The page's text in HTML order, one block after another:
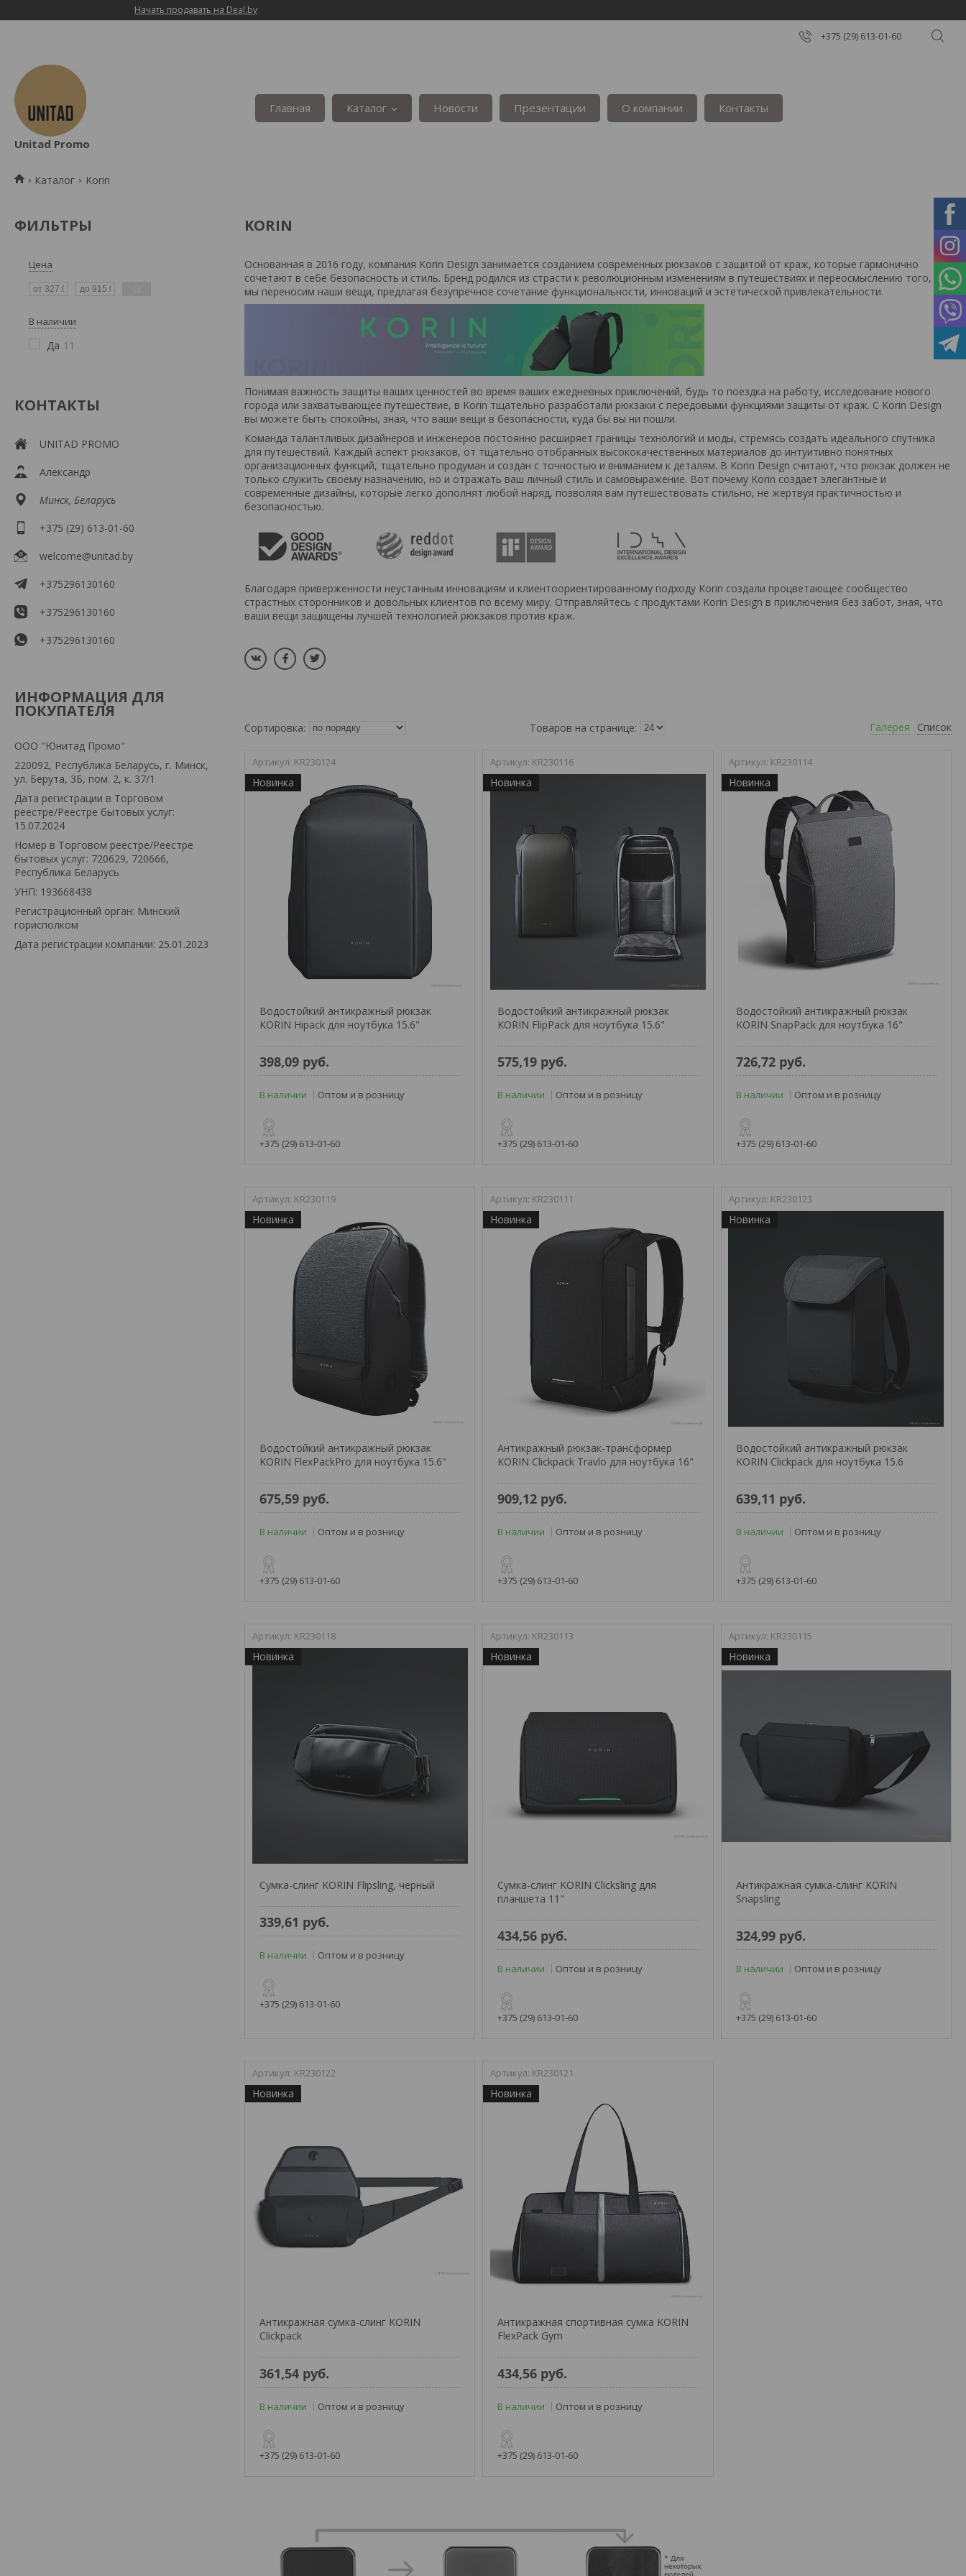
Начать продавать на Deal.by
+375 (29) 613-01-60
Unitad Promo
Главная Каталог Новости Презентации О компании Контакты
Каталог Korin
ФИЛЬТРЫ
Цена
В наличии
Да 11
КОНТАКТЫ
UNITAD PROMO
Александр
Минск, Беларусь
+375 (29) 613-01-60
welcome@unitad.by
+375296130160
+375296130160
+375296130160
ИНФОРМАЦИЯ ДЛЯ
ПОКУПАТЕЛЯ
OOO "Юнитад Промо"
220092, Республика Беларусь, г. Минск,
ул. Берута, 3Б, пом. 2, к. 37/1
Дата регистрации в Торговом
реестре/Реестре бытовых услуг:
15.07.2024
Номер в Торговом реестре/Реестре
бытовых услуг: 720629, 720666,
Республика Беларусь
УНП: 193668438
Регистрационный орган: Минский
горисполком
Дата регистрации компании: 25.01.2023
KORIN
Основанная в 2016 году, компания Korin Design занимается созданием современных рюкзаков с защитой от краж, которые гармонично
сочетают в себе безопасность и стиль. Бренд родился из страсти к революционным изменениям в путешествиях и переосмыслению того, как
мы переносим наши вещи, предлагая безупречное сочетание функциональности, инноваций и эстетической привлекательности.
Понимая важность защиты ваших ценностей во время ваших ежедневных приключений, будь то поездка на работу, исследование нового
города или захватывающее путешествие, в Korin тщательно разработали рюкзаки с передовыми функциями защиты от краж. С Korin Design
вы можете быть спокойны, зная, что ваши вещи в безопасности, куда бы вы ни пошли.
Команда талантливых дизайнеров и инженеров постоянно расширяет границы технологий и моды, стремясь создать идеального спутника
для путешествий. Каждый аспект рюкзаков, от тщательно отобранных высококачественных материалов до интуитивно понятных
организационных функций, тщательно продуман и создан с точностью и вниманием к деталям. В Korin Design считают, что рюкзак должен не
только служить своему назначению, но и отражать ваш личный стиль и самовыражение. Вот почему Korin создает элегантные и
современные дизайны, которые легко дополнят любой наряд, позволяя вам путешествовать стильно, не жертвуя практичностью и
безопасностью.
Благодаря приверженности неустанным инновациям и клиентоориентированному подходу Korin создали процветающее сообщество
страстных сторонников и довольных клиентов по всему миру. Отправляйтесь с продуктами Korin Design в приключения без забот, зная, что
ваши вещи защищены лучшей технологией рюкзаков против краж.
Галерея Список
KR230124
Новинка
Водостойкий антикражный рюкзак
KORIN Hipack для ноутбука 15.6"
398,09 руб.
В наличии Оптом и в розницу
+375 (29) 613-01-60
KR230116
Новинка
Водостойкий антикражный рюкзак
KORIN FlipPack для ноутбука 15.6"
575,19 руб.
В наличии Оптом и в розницу
+375 (29) 613-01-60
KR230114
Новинка
Водостойкий антикражный рюкзак
KORIN SnapPack для ноутбука 16"
726,72 руб.
В наличии Оптом и в розницу
+375 (29) 613-01-60
KR230119
Новинка
Водостойкий антикражный рюкзак
KORIN FlexPackPro для ноутбука 15.6"
675,59 руб.
В наличии Оптом и в розницу
+375 (29) 613-01-60
KR230111
Новинка
Антикражный рюкзак-трансформер
KORIN Clickpack Travlo для ноутбука 16"
909,12 руб.
В наличии Оптом и в розницу
+375 (29) 613-01-60
KR230123
Новинка
Водостойкий антикражный рюкзак
KORIN Clickpack для ноутбука 15.6
639,11 руб.
В наличии Оптом и в розницу
+375 (29) 613-01-60
KR230118
Новинка
Сумка-слинг KORIN Flipsling, черный
339,61 руб.
В наличии Оптом и в розницу
+375 (29) 613-01-60
KR230113
Новинка
Сумка-слинг KORIN Clicksling для
планшета 11"
434,56 руб.
В наличии Оптом и в розницу
+375 (29) 613-01-60
KR230115
Новинка
Антикражная сумка-слинг KORIN
Snapsling
324,99 руб.
В наличии Оптом и в розницу
+375 (29) 613-01-60
KR230122
Новинка
Антикражная сумка-слинг KORIN
Clickpack
361,54 руб.
В наличии Оптом и в розницу
+375 (29) 613-01-60
KR230121
Новинка
Антикражная спортивная сумка KORIN
FlexPack Gym
434,56 руб.
В наличии Оптом и в розницу
+375 (29) 613-01-60